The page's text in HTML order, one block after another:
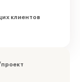
клиентов